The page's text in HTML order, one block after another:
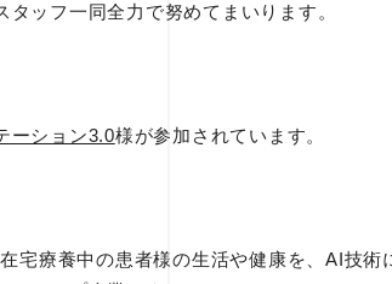
ッフ一同全力で努めてまいります。
ーション3.0様が参加されています。
宅療養中の患者様の生活や健康を、AI技術